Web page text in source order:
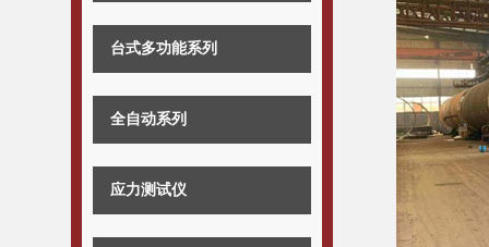
台式多功能系列
全自动系列
应力测试仪